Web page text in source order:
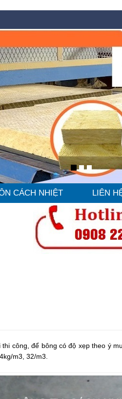
CÁCH NHIỆT LIÊN
công, để bông có độ xẹp theo ý
m3, 32/m3.